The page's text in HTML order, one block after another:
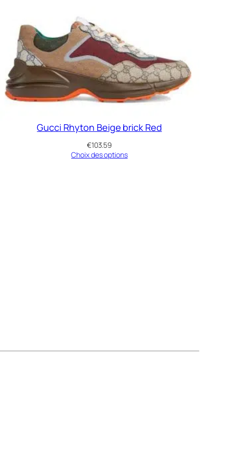
Gucci Rhyton Beige brick Red
€103.59
Choix des options